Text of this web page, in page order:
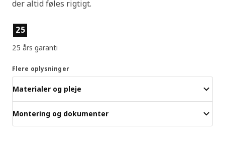
der altid føles rigtigt.
Produktfunktioner
25
25 års garanti
Flere oplysninger
Materialer og pleje
Montering og dokumenter